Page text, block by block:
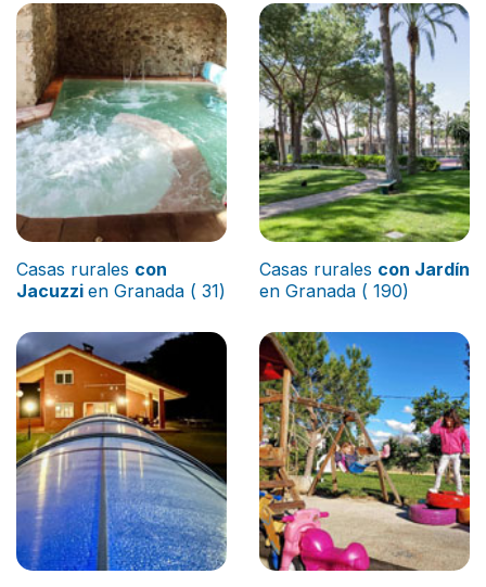
Casas rurales con
Jacuzzi en Granada ( 31)
Casas rurales con Jardín
en Granada ( 190)